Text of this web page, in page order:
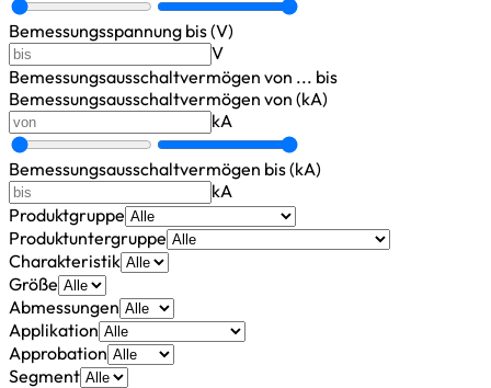
Bemessungsspannung bis (V)
V
Bemessungsausschaltvermögen von ... bis
Bemessungsausschaltvermögen von (kA)
kA
Bemessungsausschaltvermögen bis (kA)
kA
Produktgruppe
Produktuntergruppe
Charakteristik
Größe
Abmessungen
Applikation
Approbation
Segment